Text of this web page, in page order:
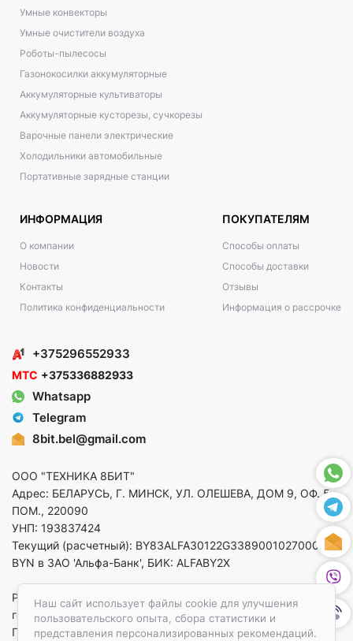
Наш сайт использует файлы cookie для улучшения
пользовательского опыта, сбора статистики и
представления персонализированных рекомендаций.
Умные конвекторы
Умные очистители воздуха
Роботы-пылесосы
Газонокосилки аккумуляторные
Аккумуляторные культиваторы
Аккумуляторные кусторезы, сучкорезы
Варочные панели электрические
Холодильники автомобильные
Портативные зарядные станции
ИНФОРМАЦИЯ
О компании
Новости
Контакты
Политика конфиденциальности
ПОКУПАТЕЛЯМ
Способы оплаты
Способы доставки
Отзывы
Информация о рассрочке
+375296552933
МТС +375336882933
Whatsapp
Telegram
8bit.bel@gmail.com
ООО "ТЕХНИКА 8БИТ"
Адрес: БЕЛАРУСЬ, Г. МИНСК, УЛ. ОЛЕШЕВА, ДОМ 9, ОФ. 5,
ПОМ., 220090
УНП: 193837424
Текущий (расчетный): BY83ALFA30122G33890010270000 в
BYN в ЗАО 'Альфа-Банк', БИК: ALFABY2X
Регистрация в торговом реестре от 14.08.2025 Минский
горисполком
По вопросам защиты прав потребителей